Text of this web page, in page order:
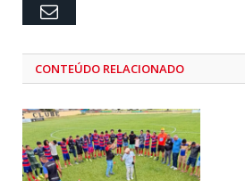
Email
CONTEÚDO RELACIONADO